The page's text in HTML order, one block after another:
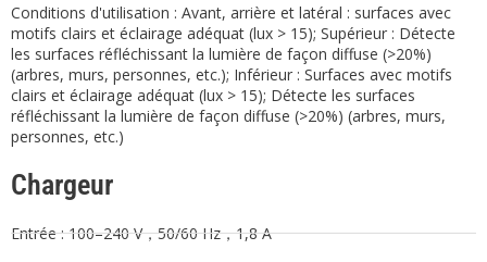
Conditions d'utilisation : Avant, arrière et latéral : surfaces avec
motifs clairs et éclairage adéquat (lux > 15); Supérieur : Détecte
les surfaces réfléchissant la lumière de façon diffuse (>20%)
(arbres, murs, personnes, etc.); Inférieur : Surfaces avec motifs
clairs et éclairage adéquat (lux > 15); Détecte les surfaces
réfléchissant la lumière de façon diffuse (>20%) (arbres, murs,
personnes, etc.)
Chargeur
Entrée : 100–240 V，50/60 Hz，1,8 A